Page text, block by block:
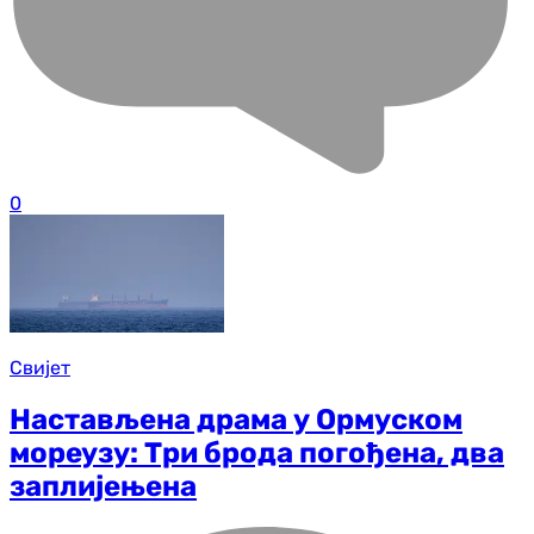
0
Свијет
Настављена драма у Ормуском
мореузу: Три брода погођена, два
заплијењена